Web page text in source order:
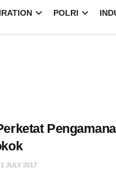
POLRI
1 JULY 2017